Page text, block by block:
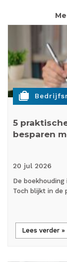
cases
5
besparen
20 jul 2026
De
Toch blijkt in de
Lees verder »